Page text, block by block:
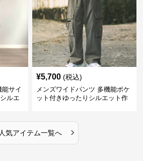
サイ
ルエ
¥5,700 (税込)
メンズワイドパンツ 多機能ポケ
ット付きゆったりシルエット作
人気アイテム一覧へ ›